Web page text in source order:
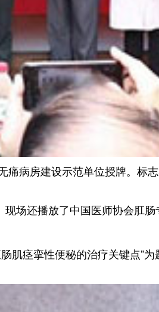
病房建设示范单位授牌。标
场还播放了中国医师协会肛
肌痉挛性便秘的治疗关键点”